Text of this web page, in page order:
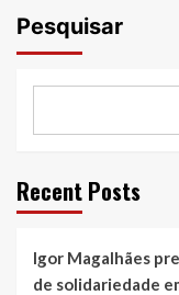
se
Diego
“Meu
Memória”
Pesquisar
Recent Posts
Igor Magalhães
de solidariedade